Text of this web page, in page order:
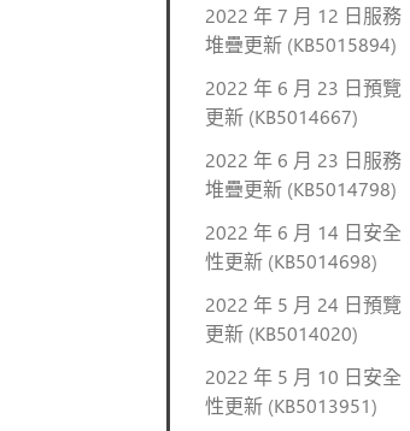
2022 年 7 月 12 日服務
堆疊更新 (KB5015894)
2022 年 6 月 23 日預覽
更新 (KB5014667)
2022 年 6 月 23 日服務
堆疊更新 (KB5014798)
2022 年 6 月 14 日安全
性更新 (KB5014698)
2022 年 5 月 24 日預覽
更新 (KB5014020)
2022 年 5 月 10 日安全
性更新 (KB5013951)